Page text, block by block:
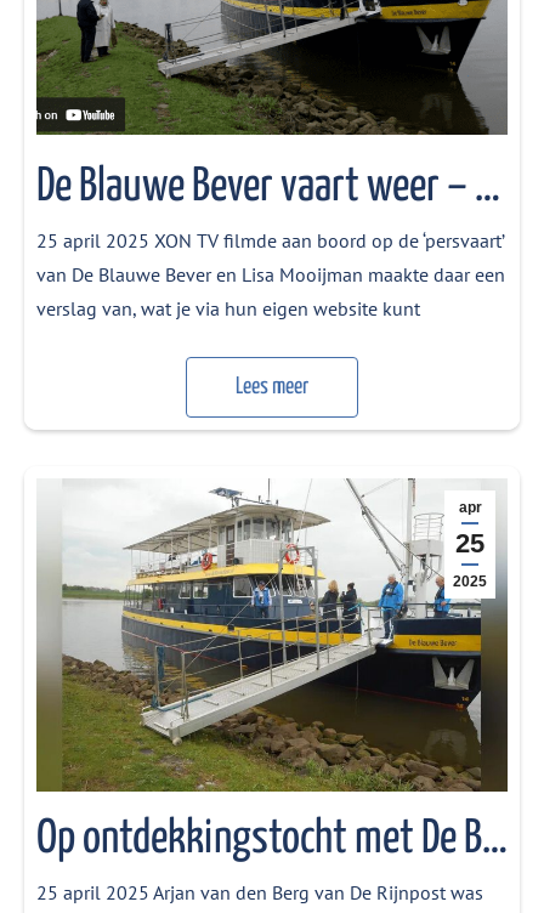
De Blauwe Bever vaart weer – XON TV
25 april 2025 XON TV filmde aan boord op de ‘persvaart’
van De Blauwe Bever en Lisa Mooijman maakte daar een
verslag van, wat je via hun eigen website kunt
jaar. En ook dit seizoen gaan ze weer varen, gesteund
door tientallen vrijwilligers. “XON stapte woensdag op…
Lees meer
apr
25
2025
Op ontdekkingstocht met De Blauwe Bever – De Rijnpost
25 april 2025 Arjan van den Berg van De Rijnpost was